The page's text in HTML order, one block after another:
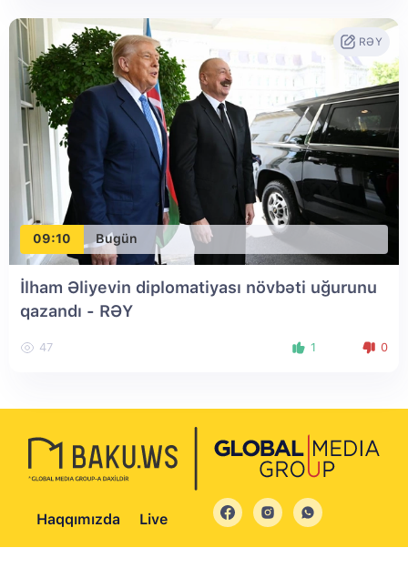
09:10 Bugün
RƏY
İlham Əliyevin diplomatiyası növbəti uğurunu
qazandı - RƏY
47 1 0
Haqqımızda Live